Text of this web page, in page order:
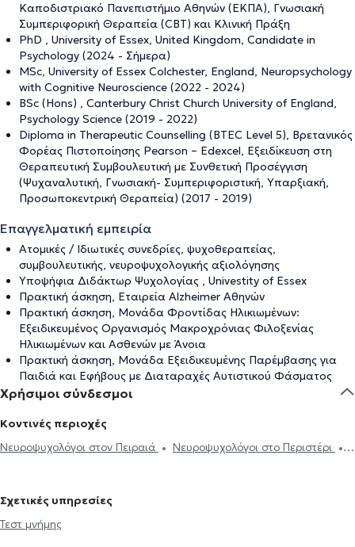
Καποδιστριακό Πανεπιστήμιο Αθηνών (ΕΚΠΑ), Γνωσιακή
Συμπεριφορική Θεραπεία (CBT) και Κλινική Πράξη
PhD , University of Essex, United Kingdom, Candidate in
Psychology (2024 - Σήμερα)
MSc, University of Essex Colchester, England, Neuropsychology
with Cognitive Neuroscience (2022 - 2024)
BSc (Hons) , Canterbury Christ Church University of England,
Psychology Science (2019 - 2022)
Diploma in Therapeutic Counselling (BTEC Level 5), Βρετανικός
Φορέας Πιστοποίησης Pearson – Edexcel, Εξειδίκευση στη
Θεραπευτική Συμβουλευτική με Συνθετική Προσέγγιση
(Ψυχαναλυτική, Γνωσιακή- Συμπεριφοριστική, Υπαρξιακή,
Προσωποκεντρική Θεραπεία) (2017 - 2019)
Επαγγελματική εμπειρία
Ατομικές / Ιδιωτικές συνεδρίες, ψυχοθεραπείας,
συμβουλευτικής, νευροψυχολογικής αξιολόγησης
Υποψήφια Διδάκτωρ Ψυχολογίας , Univestity of Essex
Πρακτική άσκηση, Εταιρεία Alzheimer Αθηνών
Πρακτική άσκηση, Μονάδα Φροντίδας Ηλικιωμένων:
Εξειδικευμένος Οργανισμός Μακροχρόνιας Φιλοξενίας
Ηλικιωμένων και Ασθενών με Άνοια
Πρακτική άσκηση, Μονάδα Εξειδικευμένης Παρέμβασης για
Παιδιά και Εφήβους με Διαταραχές Αυτιστικού Φάσματος
Χρήσιμοι σύνδεσμοι
Κοντινές περιοχές
Νευροψυχολόγοι στον Πειραιά
Νευροψυχολόγοι στο Περιστέρι
Γλυφάδα
Σχετικές υπηρεσίες
Τεστ μνήμης